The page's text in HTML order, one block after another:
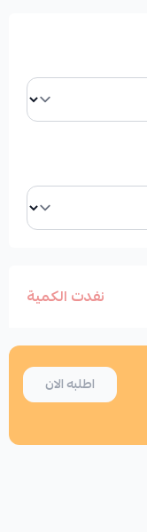
نفدت الكمية
اطلبه الان